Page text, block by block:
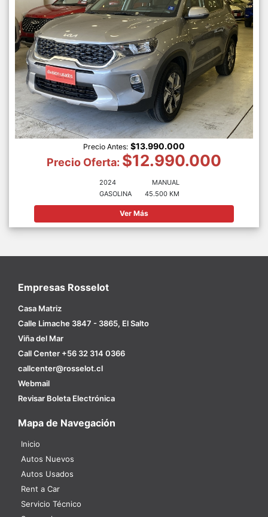
Precio Antes: $13.990.000
Precio Oferta: $12.990.000
2024
GASOLINA
MANUAL
45.500 KM
Ver Más
Empresas Rosselot
Casa Matriz
Calle Limache 3847 - 3865, El Salto
Viña del Mar
Call Center +56 32 314 0366
callcenter@rosselot.cl
Webmail
Revisar Boleta Electrónica
Mapa de Navegación
Inicio
Autos Nuevos
Autos Usados
Rent a Car
Servicio Técnico